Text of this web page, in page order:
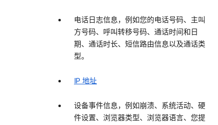
电话日志信息，例如您的电话号码、主叫
方号码、呼叫转移号码、通话时间和日
期、通话时长、短信路由信息以及通话类
型。
IP 地址
设备事件信息，例如崩溃、系统活动、硬
件设置、浏览器类型、浏览器语言、您提